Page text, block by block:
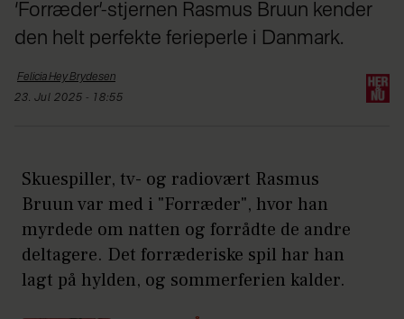
‘Forræder’-stjernen Rasmus Bruun kender
den helt perfekte ferieperle i Danmark.
Felicia HeyBrydesen
23. Jul 2025 - 18:55
Skuespiller, tv- og radiovært Rasmus
Bruun var med i "Forræder", hvor han
myrdede om natten og forrådte de andre
deltagere. Det forræderiske spil har han
lagt på hylden, og sommerferien kalder.